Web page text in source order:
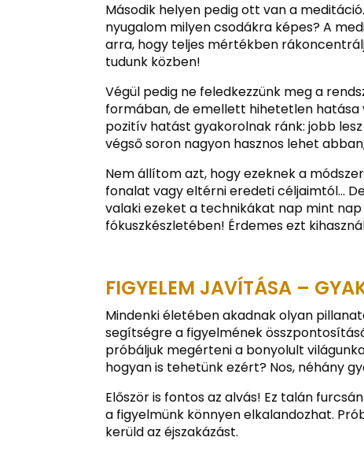
Második helyen pedig ott van a
nyugalom milyen csodákra képes? A
arra, hogy teljes mértékben
tudunk közben!
Végül pedig ne feledkezzünk meg a
formában, de emellett hihetetlen hatása
pozitív hatást gyakorolnak ránk: jobb
végső soron nagyon hasznos lehet
Nem állítom azt, hogy ezeknek a
fonalat vagy eltérni eredeti céljaimtól…
valaki ezeket a technikákat nap mint
fókuszkészletében! Érdemes ezt
FIGYELEM JAVÍTÁSA –
Mindenki életében akadnak olyan
segítségre a figyelmének
próbáljuk megérteni a bonyolult
hogyan is tehetünk ezért? Nos, néhány
Először is fontos az alvás! Ez talán
a figyelmünk könnyen elkalandozhat.
kerüld az éjszakázást.